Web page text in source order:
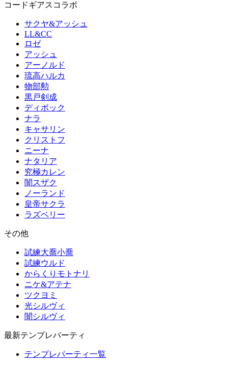
コードギアスコラボ
サクヤ&アッシュ
LL&CC
ロゼ
アッシュ
アーノルド
琉高ハルカ
物部勲
黒戸剣成
ディボック
ナラ
キャサリン
クリストフ
ニーナ
ナタリア
究極カレン
闇スザク
ノーランド
皇帝サクラ
ラズベリー
その他
試練大喬小喬
試練ウルド
からくりモトナリ
ニケ&アテナ
ツクヨミ
光シルヴィ
闇シルヴィ
最新テンプレパーティ
テンプレパーティ一覧